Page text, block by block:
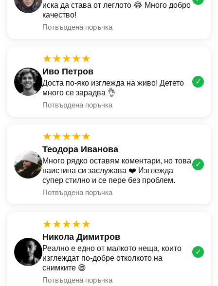
иска да става от леглото 😂 Много добро
качество!
Потвърдена поръчка
★★★★★
Иво Петров
Доста по-яко изглежда на живо! Детето
много се зарадва 👌
Потвърдена поръчка
✓
★★★★★
Теодора Иванова
Много рядко оставям коментари, но това
наистина си заслужава ❤️ Изглежда
супер стилно и се пере без проблем.
Потвърдена поръчка
✓
★★★★★
Никола Димитров
Реално е едно от малкото неща, които
изглеждат по-добре отколкото на
снимките 😄
Потвърдена поръчка
✓